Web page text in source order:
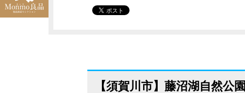
【須賀川市】藤沼湖自然公園